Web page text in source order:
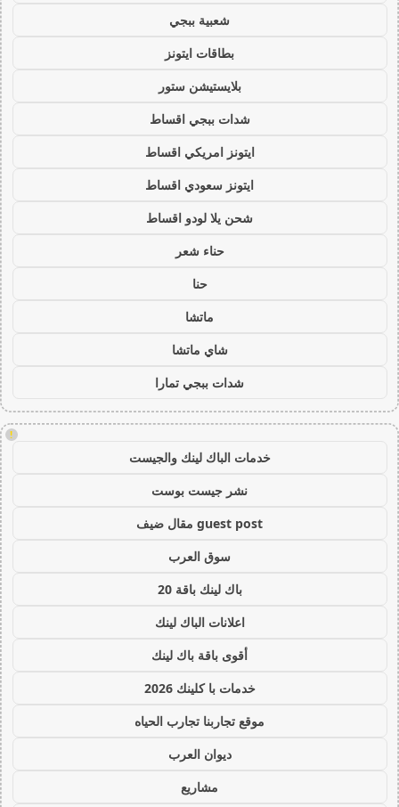
شعبية ببجي
بطاقات ايتونز
بلايستيشن ستور
شدات ببجي اقساط
ايتونز امريكي اقساط
ايتونز سعودي اقساط
شحن يلا لودو اقساط
حناء شعر
حنا
ماتشا
شاي ماتشا
شدات ببجي تمارا
!
خدمات الباك لينك والجيست
نشر جيست بوست
guest post مقال ضيف
سوق العرب
باك لينك باقة 20
اعلانات الباك لينك
أقوى باقة باك لينك
خدمات با كلينك 2026
موقع تجاربنا تجارب الحياه
ديوان العرب
مشاريع